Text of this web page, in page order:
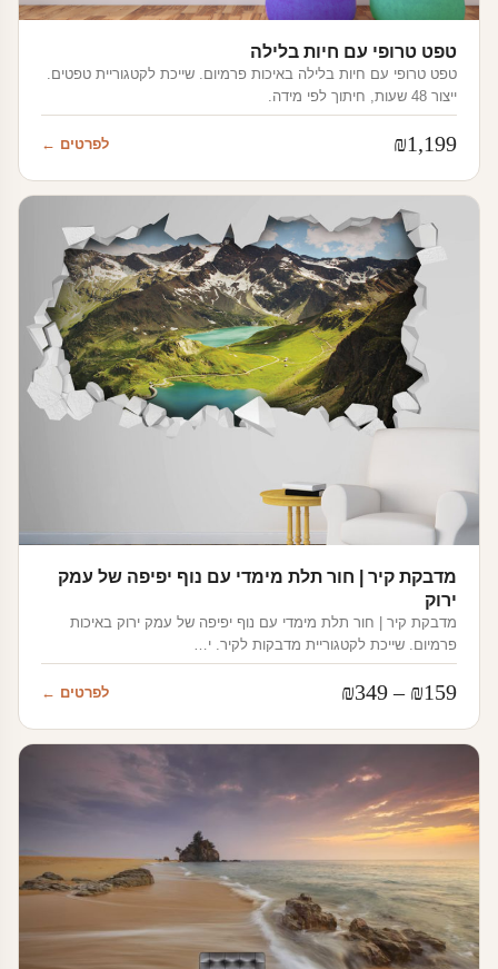
טפט טרופי עם חיות בלילה
טפט טרופי עם חיות בלילה באיכות פרמיום. שייכת לקטגוריית טפטים.
ייצור 48 שעות, חיתוך לפי מידה.
₪1,199 לפרטים ←
מדבקת קיר | חור תלת מימדי עם נוף יפיפה של עמק
ירוק
מדבקת קיר | חור תלת מימדי עם נוף יפיפה של עמק ירוק באיכות
פרמיום. שייכת לקטגוריית מדבקות לקיר. י…
₪159
–
₪349
מחירים:
עד
לפרטים ←